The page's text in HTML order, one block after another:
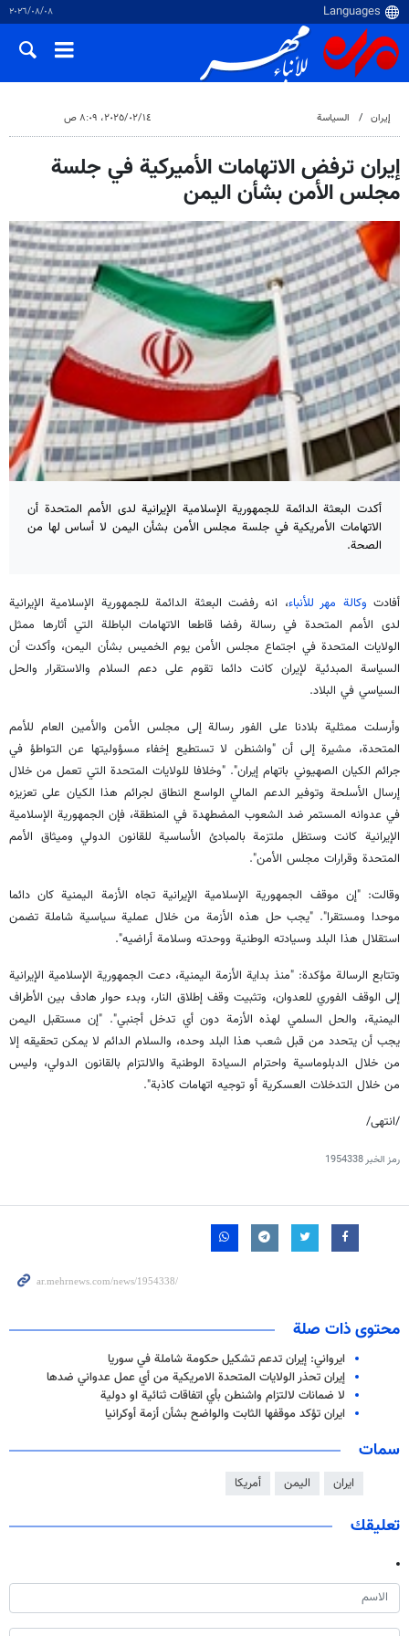
٠٨‏/٠٨‏/٢٠٢٦
إيران السياسة ١٤‏/٠٢‏/٢٠٢٥، ٨:٠٩ ص
إيران ترفض الاتهامات الأميركية في جلسة
مجلس الأمن بشأن اليمن
أكدت البعثة الدائمة للجمهورية الإسلامية الإيرانية لدى الأمم المتحدة أن
الاتهامات الأمريكية في جلسة مجلس الأمن بشأن اليمن لا أساس لها من
الصحة.
أفادت وكالة مهر للأنباء، انه رفضت البعثة الدائمة للجمهورية الإسلامية الإيرانية
لدى الأمم المتحدة في رسالة رفضا قاطعا الاتهامات الباطلة التي أثارها ممثل
الولايات المتحدة في اجتماع مجلس الأمن يوم الخميس بشأن اليمن، وأكدت أن
السياسة المبدئية لإيران كانت دائما تقوم على دعم السلام والاستقرار والحل
السياسي في البلاد.
وأرسلت ممثلية بلادنا على الفور رسالة إلى مجلس الأمن والأمين العام للأمم
المتحدة، مشيرة إلى أن "واشنطن لا تستطيع إخفاء مسؤوليتها عن التواطؤ في
جرائم الكيان الصهيوني باتهام إيران". "وخلافا للولايات المتحدة التي تعمل من خلال
إرسال الأسلحة وتوفير الدعم المالي الواسع النطاق لجرائم هذا الكيان على تعزيزه
في عدوانه المستمر ضد الشعوب المضطهدة في المنطقة، فإن الجمهورية الإسلامية
الإيرانية كانت وستظل ملتزمة بالمبادئ الأساسية للقانون الدولي وميثاق الأمم
المتحدة وقرارات مجلس الأمن".
وقالت: "إن موقف الجمهورية الإسلامية الإيرانية تجاه الأزمة اليمنية كان دائما
موحدا ومستقرا". "يجب حل هذه الأزمة من خلال عملية سياسية شاملة تضمن
استقلال هذا البلد وسيادته الوطنية ووحدته وسلامة أراضيه".
وتتابع الرسالة مؤكدة: "منذ بداية الأزمة اليمنية، دعت الجمهورية الإسلامية الإيرانية
إلى الوقف الفوري للعدوان، وتثبيت وقف إطلاق النار، وبدء حوار هادف بين الأطراف
اليمنية، والحل السلمي لهذه الأزمة دون أي تدخل أجنبي". "إن مستقبل اليمن
يجب أن يتحدد من قبل شعب هذا البلد وحده، والسلام الدائم لا يمكن تحقيقه إلا
من خلال الدبلوماسية واحترام السيادة الوطنية والالتزام بالقانون الدولي، وليس
من خلال التدخلات العسكرية أو توجيه اتهامات كاذبة".
/انتهى/
رمز الخبر1954338
محتوى ذات صلة
ايرواني: إيران تدعم تشكيل حكومة شاملة في سوريا
إيران تحذر الولايات المتحدة الامريكية من أي عمل عدواني ضدها
لا ضمانات لالتزام واشنطن بأي اتفاقات ثنائية او دولية
ايران تؤكد موقفها الثابت والواضح بشأن أزمة أوكرانيا
سمات
ايران اليمن أمريكا
تعليقك